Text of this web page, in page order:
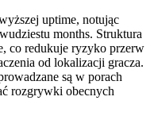
uptime, notując
months. Struktura
co redukuje ryzyko przerw
od lokalizacji gracza.
są w porach
rozgrywki obecnych